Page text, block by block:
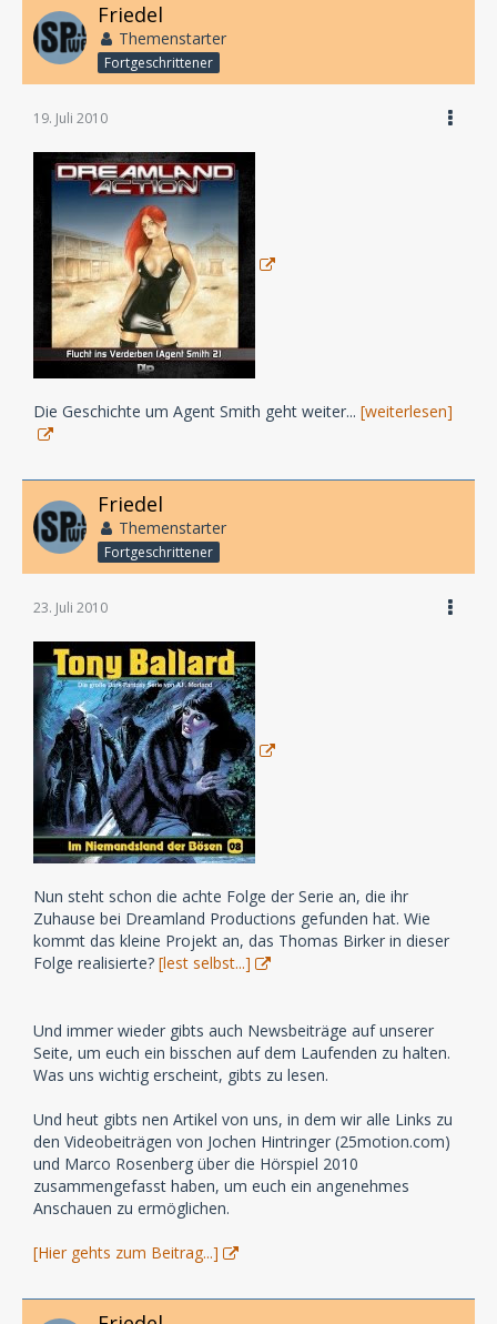
Friedel
Themenstarter
Fortgeschrittener
19. Juli 2010
Die Geschichte um Agent Smith geht weiter... [weiterlesen]
Friedel
Themenstarter
Fortgeschrittener
23. Juli 2010
Nun steht schon die achte Folge der Serie an, die ihr
Zuhause bei Dreamland Productions gefunden hat. Wie
kommt das kleine Projekt an, das Thomas Birker in dieser
Folge realisierte? [lest selbst...]
Und immer wieder gibts auch Newsbeiträge auf unserer
Seite, um euch ein bisschen auf dem Laufenden zu halten.
Was uns wichtig erscheint, gibts zu lesen.
Und heut gibts nen Artikel von uns, in dem wir alle Links zu
den Videobeiträgen von Jochen Hintringer (25motion.com)
und Marco Rosenberg über die Hörspiel 2010
zusammengefasst haben, um euch ein angenehmes
Anschauen zu ermöglichen.
[Hier gehts zum Beitrag...]